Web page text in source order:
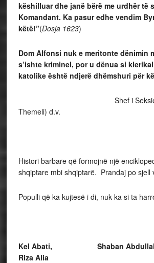
këshilluar dhe janë bërë me urdhër të
Komandant. Ka pasur edhe vendim
këtë!”(Dosja 1623)
Dom Alfonsi nuk e meritonte dënimin
s’ishte kriminel, por u dënua si
katolike është ndjerë dhëmshuri për
Shef i
Themeli) d.v.
Histori barbare që formojnë një
shqiptare mbi shqiptarë. Prandaj po sjell
Populli që ka kujtesë i di, nuk ka si ta
Kel Abati,
Shaban
Riza Alia